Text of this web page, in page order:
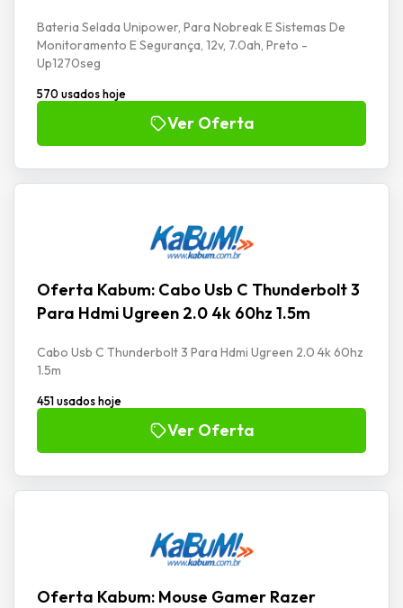
Bateria Selada Unipower, Para Nobreak E Sistemas De
Monitoramento E Segurança, 12v, 7.0ah, Preto -
Up1270seg
570 usados hoje
Ver Oferta
Oferta Kabum: Cabo Usb C Thunderbolt 3
Para Hdmi Ugreen 2.0 4k 60hz 1.5m
Cabo Usb C Thunderbolt 3 Para Hdmi Ugreen 2.0 4k 60hz
1.5m
451 usados hoje
Ver Oferta
Oferta Kabum: Mouse Gamer Razer